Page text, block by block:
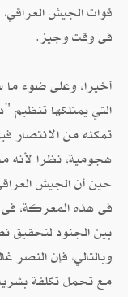
قوات الجيش
فى وقت وجيز.
أخيرا، وعلى ضوء ما
التي يمتلكها
تمكنه من الانتصار
هجومية، نظرا لأنه
حين أن الجيش
فى هذه المعركة، فى
بين الجنود لتحقيق
وبالتالي، فإن النصر
مع تحمل تكلفة